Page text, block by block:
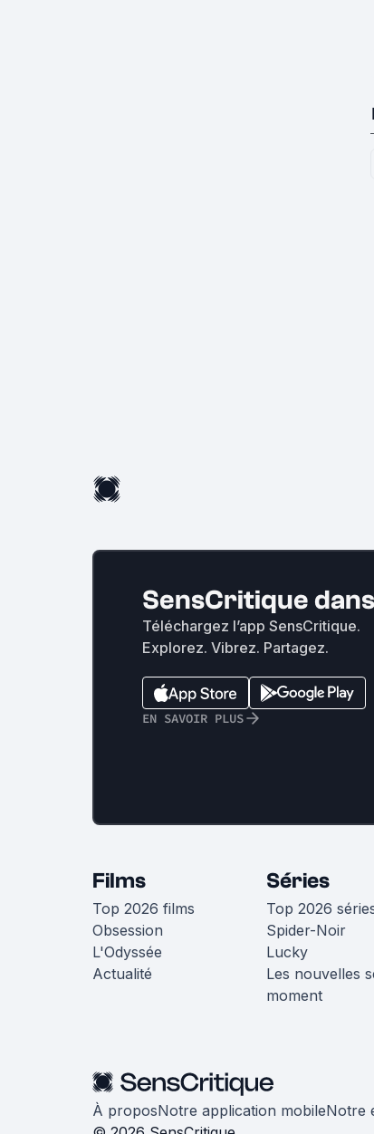
SensCritique
Téléchargez l’app SensCritique.
Explorez. Vibrez. Partagez.
EN SAVOIR PLUS
Films
Top 2026 films
Obsession
L'Odyssée
Actualité
Séries
Top 2026
Spider-Noir
Lucky
Les nouvelles
moment
À proposNotre application mobileNotre